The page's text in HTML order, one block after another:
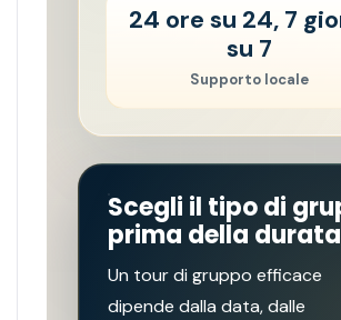
24 ore su 24, 7
su 7
Supporto locale
Scegli il tipo di
prima della durata
Un tour di gruppo efficace
dipende dalla data, dalle